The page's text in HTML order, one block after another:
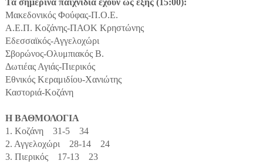
Τα σημερινά παιχνίδια έχουν ως εξής (15:00):
Μακεδονικός Φούφας-Π.Ο.Ε.
Α.Ε.Π. Κοζάνης-ΠΑΟΚ Κρηστώνης
Εδεσσαϊκός-Αγγελοχώρι
Σβορώνος-Ολυμπιακός Β.
Δωτιέας Αγιάς-Πιερικός
Εθνικός Κεραμιδίου-Χανιώτης
Καστοριά-Κοζάνη
Η ΒΑΘΜΟΛΟΓΙΑ
1. Κοζάνη 31-5 34
2. Αγγελοχώρι 28-14 24
3. Πιερικός 17-13 23